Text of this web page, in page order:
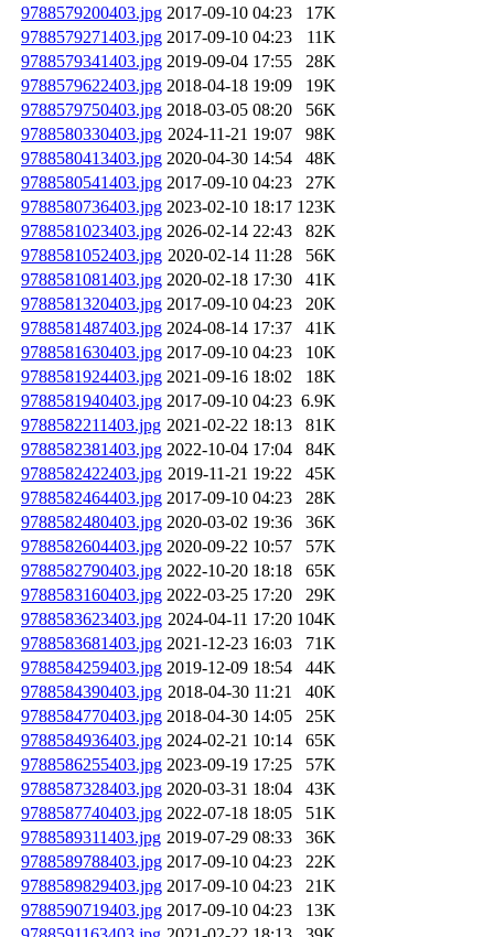
9788579200403.jpg 2017-09-10 04:23
17K
9788579271403.jpg 2017-09-10 04:23
11K
9788579341403.jpg 2019-09-04 17:55
28K
9788579622403.jpg 2018-04-18 19:09
19K
9788579750403.jpg 2018-03-05 08:20
56K
9788580330403.jpg 2024-11-21 19:07
98K
9788580413403.jpg 2020-04-30 14:54
48K
9788580541403.jpg 2017-09-10 04:23
27K
9788580736403.jpg 2023-02-10 18:17 123K
9788581023403.jpg 2026-02-14 22:43
82K
9788581052403.jpg 2020-02-14 11:28
56K
9788581081403.jpg 2020-02-18 17:30
41K
9788581320403.jpg 2017-09-10 04:23
20K
9788581487403.jpg 2024-08-14 17:37
41K
9788581630403.jpg 2017-09-10 04:23
10K
9788581924403.jpg 2021-09-16 18:02
18K
9788581940403.jpg 2017-09-10 04:23 6.9K
9788582211403.jpg 2021-02-22 18:13
81K
9788582381403.jpg 2022-10-04 17:04
84K
9788582422403.jpg 2019-11-21 19:22
45K
9788582464403.jpg 2017-09-10 04:23
28K
9788582480403.jpg 2020-03-02 19:36
36K
9788582604403.jpg 2020-09-22 10:57
57K
9788582790403.jpg 2022-10-20 18:18
65K
9788583160403.jpg 2022-03-25 17:20
29K
9788583623403.jpg 2024-04-11 17:20 104K
9788583681403.jpg 2021-12-23 16:03
71K
9788584259403.jpg 2019-12-09 18:54
44K
9788584390403.jpg 2018-04-30 11:21
40K
9788584770403.jpg 2018-04-30 14:05
25K
9788584936403.jpg 2024-02-21 10:14
65K
9788586255403.jpg 2023-09-19 17:25
57K
9788587328403.jpg 2020-03-31 18:04
43K
9788587740403.jpg 2022-07-18 18:05
51K
9788589311403.jpg 2019-07-29 08:33
36K
9788589788403.jpg 2017-09-10 04:23
22K
9788589829403.jpg 2017-09-10 04:23
21K
9788590719403.jpg 2017-09-10 04:23
13K